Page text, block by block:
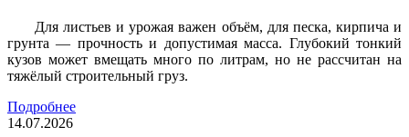
Для листьев и урожая важен объём, для песка, кирпича и
грунта — прочность и допустимая масса. Глубокий тонкий
кузов может вмещать много по литрам, но не рассчитан на
тяжёлый строительный груз.
Подробнее
14.07.2026